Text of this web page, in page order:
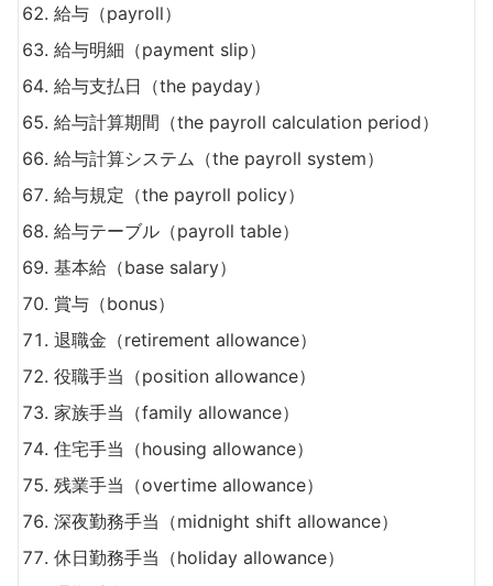
給与（payroll）
給与明細（payment slip）
給与支払日（the payday）
給与計算期間（the payroll calculation period）
給与計算システム（the payroll system）
給与規定（the payroll policy）
給与テーブル（payroll table）
基本給（base salary）
賞与（bonus）
退職金（retirement allowance）
役職手当（position allowance）
家族手当（family allowance）
住宅手当（housing allowance）
残業手当（overtime allowance）
深夜勤務手当（midnight shift allowance）
休日勤務手当（holiday allowance）